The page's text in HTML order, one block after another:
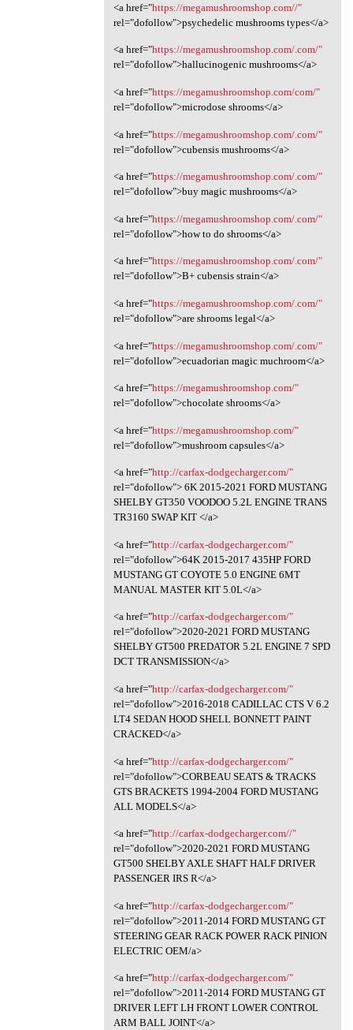
<a href="https://megamushroomshop.com//"
rel="dofollow">psychedelic mushrooms types</a>
<a href="https://megamushroomshop.com/.com/"
rel="dofollow">hallucinogenic mushrooms</a>
<a href="https://megamushroomshop.com/com/"
rel="dofollow">microdose shrooms</a>
<a href="https://megamushroomshop.com/.com/"
rel="dofollow">cubensis mushrooms</a>
<a href="https://megamushroomshop.com/.com/"
rel="dofollow">buy magic mushrooms</a>
<a href="https://megamushroomshop.com/.com/"
rel="dofollow">how to do shrooms</a>
<a href="https://megamushroomshop.com/.com/"
rel="dofollow">B+ cubensis strain</a>
<a href="https://megamushroomshop.com/.com/"
rel="dofollow">are shrooms legal</a>
<a href="https://megamushroomshop.com/.com/"
rel="dofollow">ecuadorian magic muchroom</a>
<a href="https://megamushroomshop.com/"
rel="dofollow">chocolate shrooms</a>
<a href="https://megamushroomshop.com/"
rel="dofollow">mushroom capsules</a>
<a href="http://carfax-dodgecharger.com/"
rel="dofollow"> 6K 2015-2021 FORD MUSTANG
SHELBY GT350 VOODOO 5.2L ENGINE TRANS
TR3160 SWAP KIT </a>
<a href="http://carfax-dodgecharger.com/"
rel="dofollow">64K 2015-2017 435HP FORD
MUSTANG GT COYOTE 5.0 ENGINE 6MT
MANUAL MASTER KIT 5.0L</a>
<a href="http://carfax-dodgecharger.com/"
rel="dofollow">2020-2021 FORD MUSTANG
SHELBY GT500 PREDATOR 5.2L ENGINE 7 SPD
DCT TRANSMISSION</a>
<a href="http://carfax-dodgecharger.com/"
rel="dofollow">2016-2018 CADILLAC CTS V 6.2
LT4 SEDAN HOOD SHELL BONNETT PAINT
CRACKED</a>
<a href="http://carfax-dodgecharger.com/"
rel="dofollow">CORBEAU SEATS & TRACKS
GTS BRACKETS 1994-2004 FORD MUSTANG
ALL MODELS</a>
<a href="http://carfax-dodgecharger.com//"
rel="dofollow">2020-2021 FORD MUSTANG
GT500 SHELBY AXLE SHAFT HALF DRIVER
PASSENGER IRS R</a>
<a href="http://carfax-dodgecharger.com/"
rel="dofollow">2011-2014 FORD MUSTANG GT
STEERING GEAR RACK POWER RACK PINION
ELECTRIC OEM/a>
<a href="http://carfax-dodgecharger.com/"
rel="dofollow">2011-2014 FORD MUSTANG GT
DRIVER LEFT LH FRONT LOWER CONTROL
ARM BALL JOINT</a>